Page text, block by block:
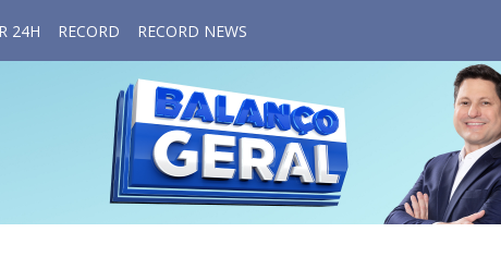
24H RECORD RECORD NEWS